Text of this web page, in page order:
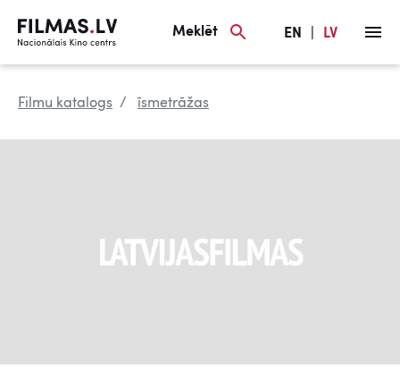
Meklēt EN LV
Filmu katalogs īsmetrāžas